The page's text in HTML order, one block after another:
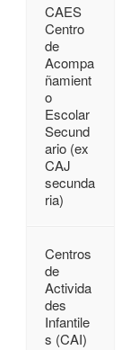
CAES
Centro
de
Acompa
ñamient
o
Escolar
Secund
ario (ex
CAJ
secunda
ria)
Centros
de
Activida
des
Infantile
s (CAI)